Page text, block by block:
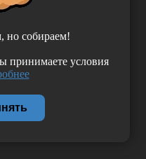
пациентах.
побед!
но собираем!
принимаете условия